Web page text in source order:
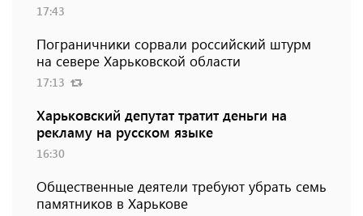
17:43
Пограничники сорвали российский штурм
на севере Харьковской области
17:13
Харьковский депутат тратит деньги на
рекламу на русском языке
16:30
Общественные деятели требуют убрать семь
памятников в Харькове